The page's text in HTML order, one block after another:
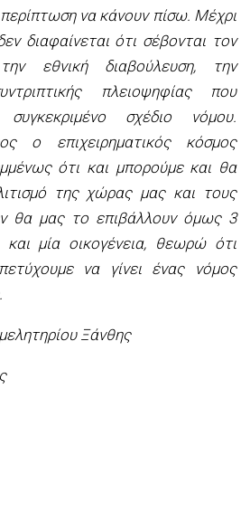
να κάνουν πίσω. Μέχρι
διαφαίνεται ότι σέβονται τον
εθνική διαβούλευση, την
πλειοψηφίας που
σχέδιο νόμου.
ο επιχειρηματικός κόσμος
ότι και μπορούμε και θα
της χώρας μας και τους
θα μας το επιβάλλουν όμως 3
μία οικογένεια, θεωρώ ότι
να γίνει ένας νόμος
Ξάνθης